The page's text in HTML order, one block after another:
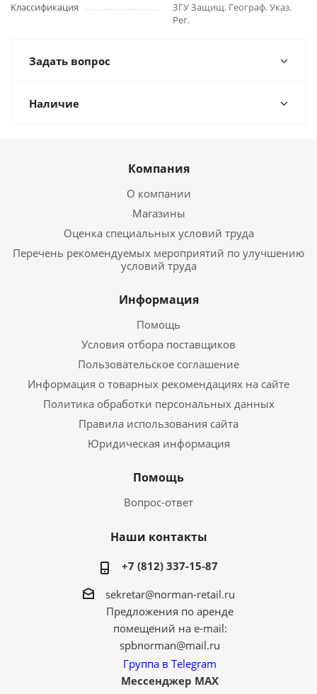
Классификация
ЗГУ Защищ. Географ. Указ.
Рег.
Задать вопрос
Наличие
Компания
О компании
Магазины
Оценка специальных условий труда
Перечень рекомендуемых мероприятий по улучшению
условий труда
Информация
Помощь
Условия отбора поставщиков
Пользовательское соглашение
Информация о товарных рекомендациях на сайте
Политика обработки персональных данных
Правила использования сайта
Юридическая информация
Помощь
Вопрос-ответ
Наши контакты
+7 (812) 337-15-87
sekretar@norman-retail.ru
Предложения по аренде
помещений на e-mail:
spbnorman@mail.ru
Группа в Telegram
Мессенджер MAX